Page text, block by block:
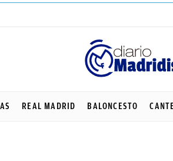
REAL MADRID BALONCESTO